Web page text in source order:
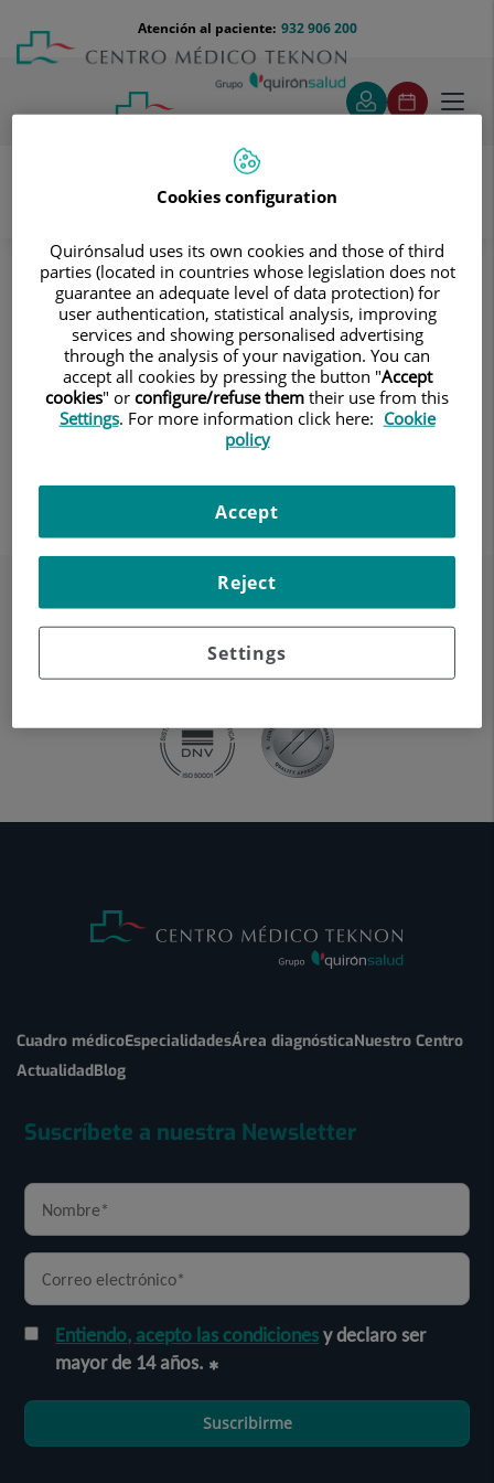
contenido
Menú
teléfono
cabecera
932 906 200
Atención al paciente:
Tratamientos y Especialidades
Diagnóstico por la imagen
Ecografía
Partes blandas ("Small parts")
Tiroides
Tiroides
Técnica ultrasonográfica, no invasiva, utilizada para
valorar el tamaño, morfología y la ecoestructura de la
inflamatorios.
Cuadro médicoEspecialidadesÁrea diagnósticaNuestro Centro
ActualidadBlog
Suscríbete a nuestra Newsletter
Entiendo, acepto las condicionesy declaro ser
mayor de 14 años.
Suscribirme
Cookies configuration
Quirónsalud uses its own cookies and those of third
parties (located in countries whose legislation does not
guarantee an adequate level of data protection) for
user authentication, statistical analysis, improving
services and showing personalised advertising
through the analysis of your navigation. You can
accept all cookies by pressing the button "Accept
cookies" or configure/refuse them their use from this
Settings. For more information click here: Cookie
policy
Settings
Reject
Accept